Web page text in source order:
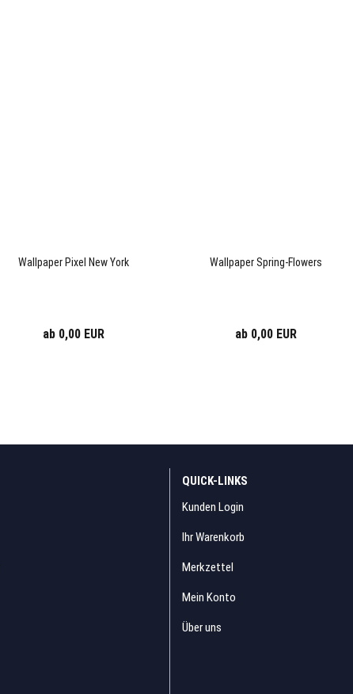
Wallpaper Pixel New York
ab 0,00 EUR
Wallpaper Spring-Flowers
ab 0,00 EUR
QUICK-LINKS
Kunden Login
Ihr Warenkorb
Merkzettel
Mein Konto
Über uns